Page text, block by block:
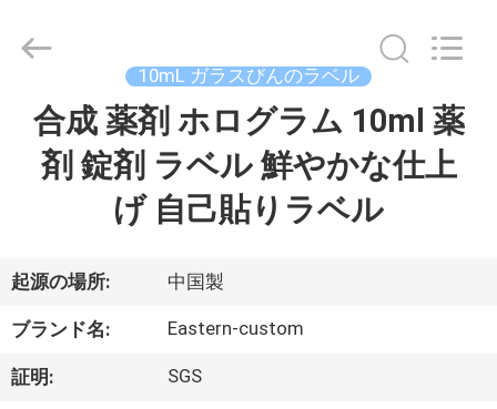
ダ
ク
ト
2017
(Xiamen)
Industry
10mL ガラスびんのラベル
合成 薬剤 ホログラム 10ml 薬
剤 錠剤 ラベル 鮮やかな仕上
げ 自己貼りラベル
起源の場所: 中国製
ブランド名: Eastern-custom
証明: SGS